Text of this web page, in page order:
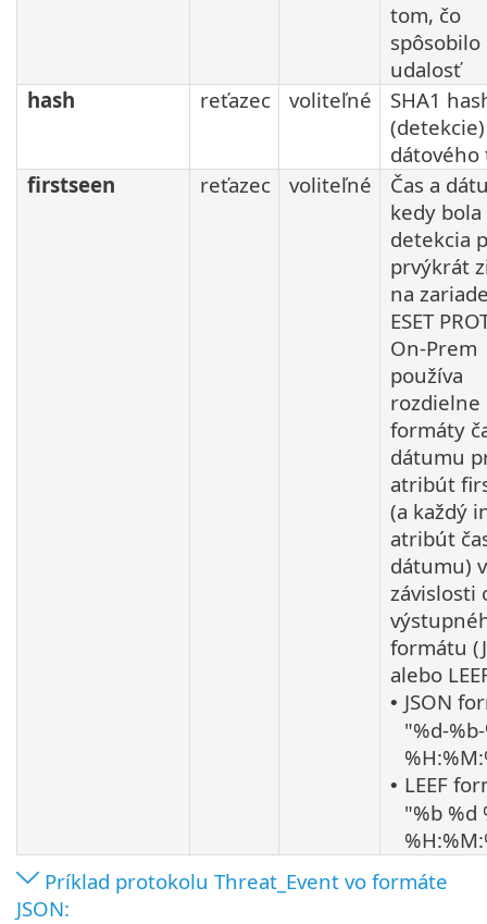
tom, čo
udalosť
hash
reťazec voliteľné
SHA1
(detekcie)
dátového
firstseen
reťazec voliteľné
Čas a
kedy bola
detekcia
prvýkrát
na
ESET
On-Prem
používa
rozdielne
formáty
dátumu
atribút
(a každý
atribút
dátumu) v
závislosti
formátu
alebo
• JSON
"%d-
• LEEF
"%b %d
Príklad protokolu Threat_Event vo formáte
JSON: